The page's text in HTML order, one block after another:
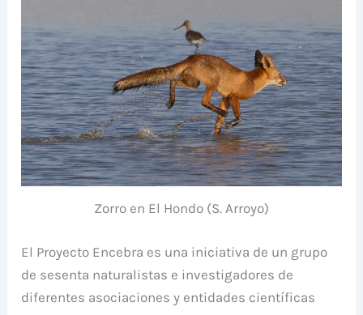
Zorro en El Hondo (S. Arroyo)
El Proyecto Encebra es una iniciativa de un grupo
de sesenta naturalistas e investigadores de
diferentes asociaciones y entidades científicas